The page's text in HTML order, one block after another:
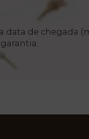
data de chegada